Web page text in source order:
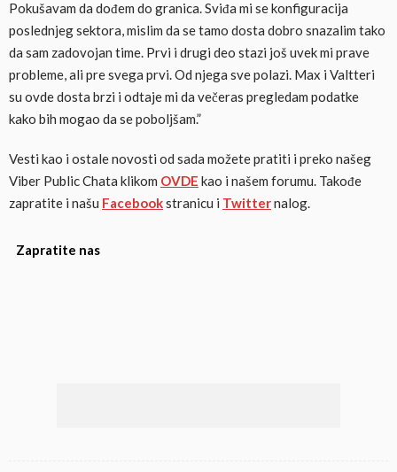
Pokušavam da dođem do granica. Sviđa mi se konfiguracija
poslednjeg sektora, mislim da se tamo dosta dobro snazalim tako
da sam zadovojan time. Prvi i drugi deo stazi još uvek mi prave
probleme, ali pre svega prvi. Od njega sve polazi. Max i Valtteri
su ovde dosta brzi i odtaje mi da večeras pregledam podatke
kako bih mogao da se poboljšam.”
Vesti kao i ostale novosti od sada možete pratiti i preko našeg
Viber Public Chata klikom OVDE kao i našem forumu. Takođe
zapratite i našu Facebookstranicu i Twitternalog.
Zapratite nas